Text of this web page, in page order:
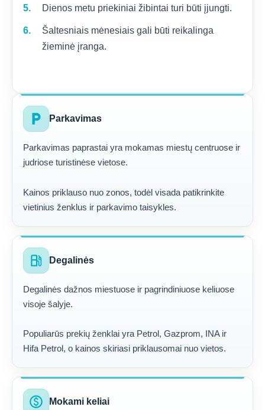
Dienos metu priekiniai žibintai turi būti įjungti.
Šaltesniais mėnesiais gali būti reikalinga
žieminė įranga.
local_parking Parkavimas
Parkavimas paprastai yra mokamas miestų centruose ir
judriose turistinėse vietose.
Kainos priklauso nuo zonos, todėl visada patikrinkite
vietinius ženklus ir parkavimo taisykles.
local_gas_station Degalinės
Degalinės dažnos miestuose ir pagrindiniuose keliuose
visoje šalyje.
Populiarūs prekių ženklai yra Petrol, Gazprom, INA ir
Hifa Petrol, o kainos skiriasi priklausomai nuo vietos.
paid Mokami keliai